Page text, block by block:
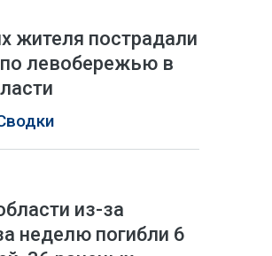
жителя пострадали
левобережью в
из-за
неделю погибли 6